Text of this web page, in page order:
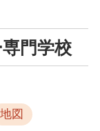
門学校
地図